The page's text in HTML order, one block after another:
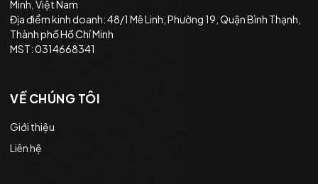
Minh, Việt Nam
Địa điểm kinh doanh: 48/1 Mê Linh, Phường 19, Quận Bình Thạnh,
Thành phố Hồ Chí Minh
MST: 0314668341
VỀ CHÚNG TÔI
Giới thiệu
Liên hệ